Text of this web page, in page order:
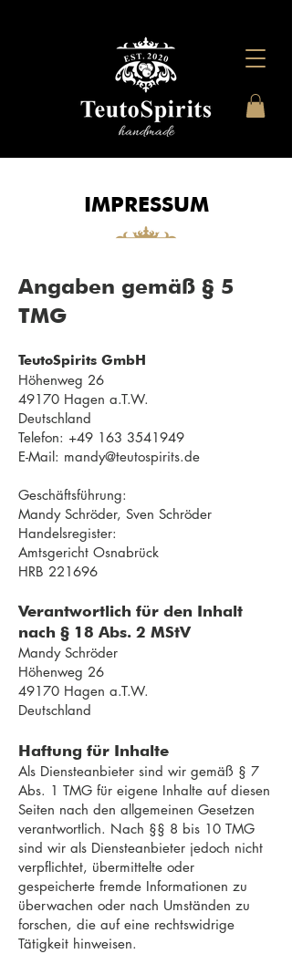
IMPRESSUM
Angaben gemäß § 5
TMG
TeutoSpirits GmbH
Höhenweg 26
49170 Hagen a.T.W.
Deutschland
Telefon: +49 163 3541949
E-Mail: mandy@teutospirits.de
Geschäftsführung:
Mandy Schröder, Sven Schröder
Handelsregister:
Amtsgericht Osnabrück
HRB 221696
Verantwortlich für den Inhalt
nach § 18 Abs. 2 MStV
Mandy Schröder
Höhenweg 26
49170 Hagen a.T.W.
Deutschland
Haftung für Inhalte
Als Diensteanbieter sind wir gemäß § 7
Abs. 1 TMG für eigene Inhalte auf diesen
Seiten nach den allgemeinen Gesetzen
verantwortlich. Nach §§ 8 bis 10 TMG
sind wir als Diensteanbieter jedoch nicht
verpflichtet, übermittelte oder
gespeicherte fremde Informationen zu
überwachen oder nach Umständen zu
forschen, die auf eine rechtswidrige
Tätigkeit hinweisen.